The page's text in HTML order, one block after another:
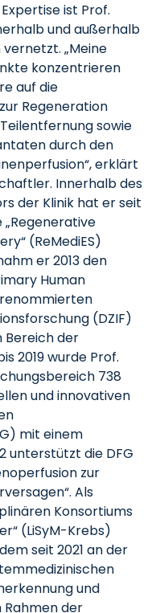
ist Prof.
und außerhalb
„Meine
konzentrieren
auf die
Regeneration
sowie
durch den
erklärt
Innerhalb des
der Klinik hat er seit
„Regenerative
(ReMediES)
er 2013 den
Human
(DZIF)
Bereich der
2019 wurde Prof.
738
und innovativen
mit einem
unterstützt die DFG
zur
Als
Konsortiums
(LiSyM-Krebs)
seit 2021 an der
und
der